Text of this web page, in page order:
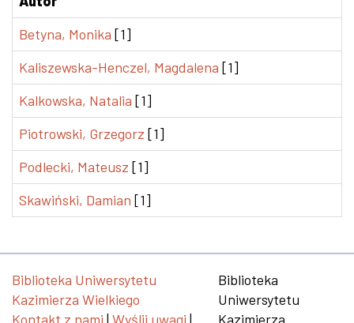
Betyna, Monika [1]
Kaliszewska-Henczel, Magdalena [1]
Kalkowska, Natalia [1]
Piotrowski, Grzegorz [1]
Podlecki, Mateusz [1]
Skawiński, Damian [1]
Biblioteka Uniwersytetu
Kazimierza Wielkiego
Kontakt z nami | Wyślij uwagi |
Biblioteka
Uniwersytetu
Kazimierza